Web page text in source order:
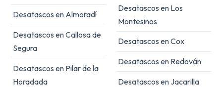
Desatascos en Almoradí
Desatascos en Callosa de
Segura
Desatascos en Pilar de la
Horadada
Desatascos en Los
Montesinos
Desatascos en Cox
Desatascos en Redován
Desatascos en Jacarilla